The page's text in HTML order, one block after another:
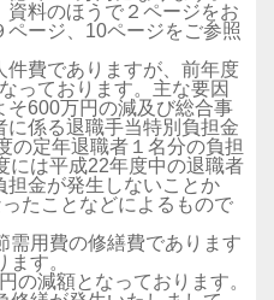
料のほうで２ページをお
ージ、10ページをご参照
件費でありますが、前年度
っております。主な要因
そ600万円の減及び総合事
係る退職手当特別負担金
の定年退職者１名分の負担
には平成22年度中の退職者
担金が発生しないことか
たことなどによるもので
需用費の修繕費であります
す。
の減額となっております。